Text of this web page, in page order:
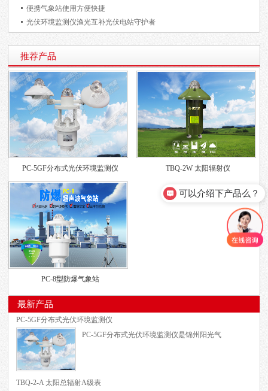
便携气象站使用方便快捷
光伏环境监测仪渔光互补光伏电站守护者
推荐产品
PC-5GF分布式光伏环境监测仪 TBQ-2W 太阳辐射仪
PC-8型防爆气象站
最新产品
PC-5GF分布式光伏环境监测仪
PC-5GF分布式光伏环境监测仪是锦州阳光气
TBQ-2-A 太阳总辐射A级表
可以介绍下产品么？
产品的售价是多少呢？